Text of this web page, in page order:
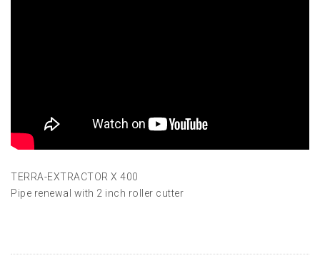
TERRA-EXTRACTOR X 400
Pipe renewal with 2 inch roller cutter